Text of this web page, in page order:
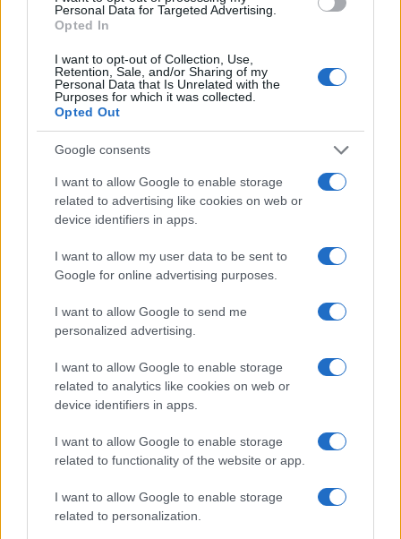
Personal Data for Targeted Advertising.
Opted In
I want to opt-out of Collection, Use,
Retention, Sale, and/or Sharing of my
Personal Data that Is Unrelated with the
Purposes for which it was collected.
Opted Out
Google consents
I want to allow Google to enable storage
related to advertising like cookies on web or
device identifiers in apps.
I want to allow my user data to be sent to
Google for online advertising purposes.
I want to allow Google to send me
personalized advertising.
I want to allow Google to enable storage
related to analytics like cookies on web or
device identifiers in apps.
I want to allow Google to enable storage
related to functionality of the website or app.
I want to allow Google to enable storage
related to personalization.
Wikidata per consolidare ilsource landscape
LinkedIn e Substack per aumentare la
probabilità di citazione.
Tracking
Il paragrafo specifica le misure di tracciamento
per monitorare la citabilità da assistenti AI e
l’efficacia delle attività di ottimizzazione.
In Google Analytics 4 impostare segmenti o filtri
regex per il traffico AI: (chatgpt-
extended). Questa configurazione consente di
visite riconducibili ai principali
Integrare nel sito un form di contatto con la
“Come ci ha conosciuto?” e l’opzione
AI Assistant
raccogliere dati qualitativi di attribuzione.
Documentare per ciascun test gli output, i link
sentiment associato alle citazioni.
Checklist minima (azioni):